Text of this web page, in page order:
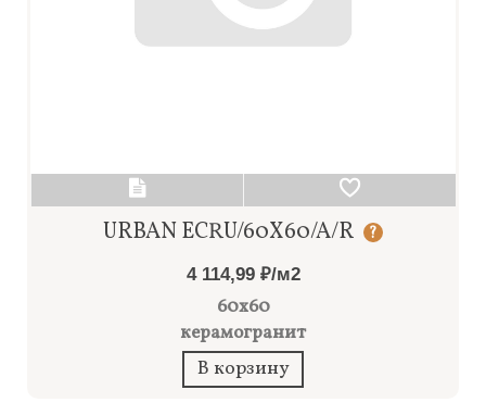
URBAN ECRU/60X60/A/R ?
4 114,99 ₽/м2
60x60
керамогранит
В корзину